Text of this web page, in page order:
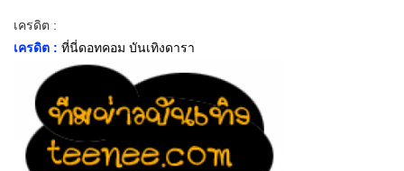
เครดิต :
เครดิต : ที่นี่ดอทคอม บันเทิงดารา